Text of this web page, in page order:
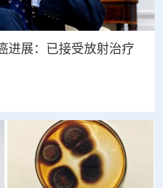
进展：已接受放射治疗